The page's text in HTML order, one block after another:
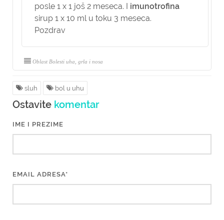
posle 1 x 1 još 2 meseca. I imunotrofina
sirup 1 x 10 ml u toku 3 meseca.
Pozdrav
Oblast Bolesti uha, grla i nosa
sluh bol u uhu
Ostavite komentar
IME I PREZIME
EMAIL ADRESA*